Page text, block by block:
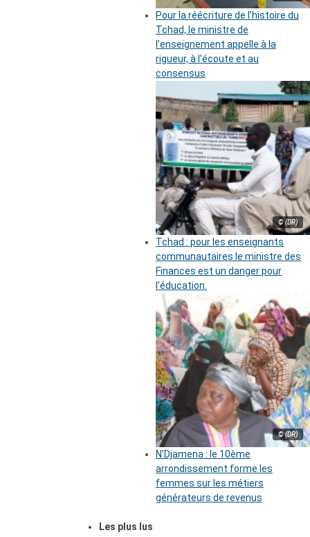
Pour la réécriture de l’histoire du
Tchad, le ministre de
l’enseignement appelle à la
rigueur, à l’écoute et au
consensus
© (DR)
Tchad : pour les enseignants
communautaires le ministre des
Finances est un danger pour
l’éducation.
© (DR)
N’Djamena : le 10ème
arrondissement forme les
femmes sur les métiers
générateurs de revenus
Les plus lus